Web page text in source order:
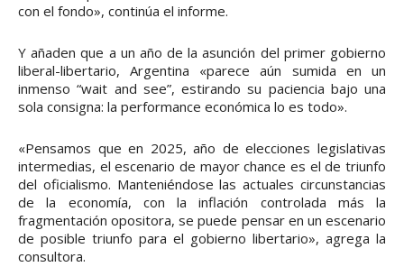
con el fondo», continúa el informe.
Y añaden que a un año de la asunción del primer gobierno
liberal-libertario, Argentina «parece aún sumida en un
inmenso “wait and see”, estirando su paciencia bajo una
sola consigna: la performance económica lo es todo».
«Pensamos que en 2025, año de elecciones legislativas
intermedias, el escenario de mayor chance es el de triunfo
del oficialismo. Manteniéndose las actuales circunstancias
de la economía, con la inflación controlada más la
fragmentación opositora, se puede pensar en un escenario
de posible triunfo para el gobierno libertario», agrega la
consultora.